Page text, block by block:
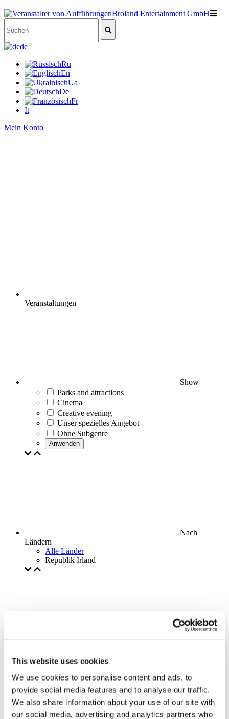
This website uses cookies
We use cookies to personalise content and ads, to
provide social media features and to analyse our traffic.
We also share information about your use of our site with
our social media, advertising and analytics partners who
de
Ru
En
Ua
De
Fr
It
Mein Konto
Veranstaltungen
Show
Parks and attractions
Cinema
Creative evening
Unser spezielles Angebot
Ohne Subgenre
Anwenden
Nach
Ländern
Alle Länder
Republik Irland